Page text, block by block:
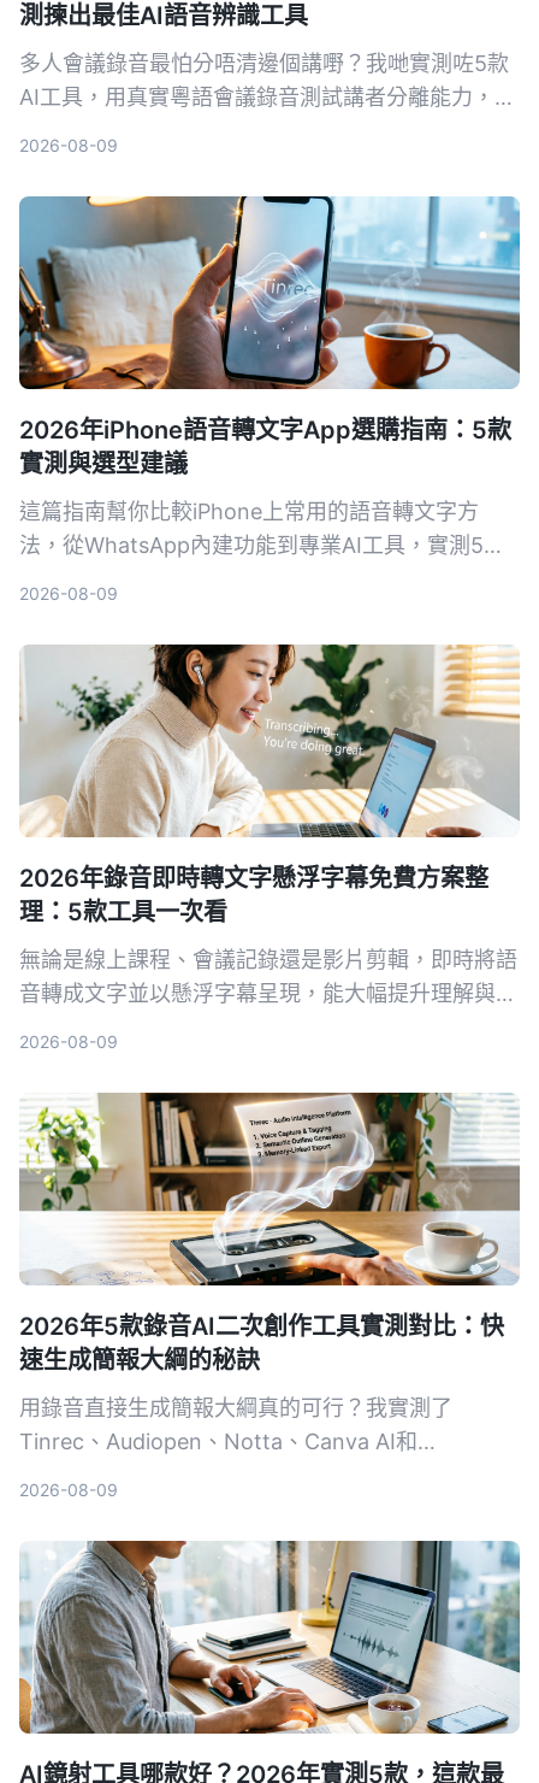
測揀出最佳AI語音辨識工具
多人會議錄音最怕分唔清邊個講嘢？我哋實測咗5款
AI工具，用真實粵語會議錄音測試講者分離能力，最
時間。
2026-08-09
2026年iPhone語音轉文字App選購指南：5款
實測與選型建議
這篇指南幫你比較iPhone上常用的語音轉文字方
法，從WhatsApp內建功能到專業AI工具，實測5種
2026-08-09
2026年錄音即時轉文字懸浮字幕免費方案整
理：5款工具一次看
無論是線上課程、會議記錄還是影片剪輯，即時將語
音轉成文字並以懸浮字幕呈現，能大幅提升理解與複
2026-08-09
2026年5款錄音AI二次創作工具實測對比：快
速生成簡報大綱的秘訣
用錄音直接生成簡報大綱真的可行？我實測了
Tinrec、Audiopen、Notta、Canva AI和
這篇都會幫你找到最適合的方案。
2026-08-09
AI鏡射工具哪款好？2026年實測5款，這款最